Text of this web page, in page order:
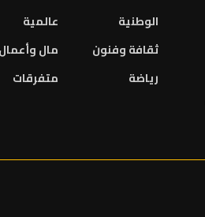
الوطنية
ثقافة وفنون
رياضة
عالمية
مال وأعمال
متفرقات